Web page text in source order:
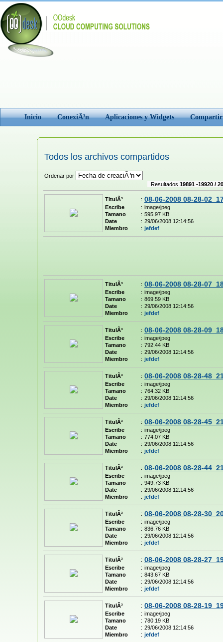
Inicio ConexiÃ³n Aplicaciones y Widgets
Todos los archivos compartidos
Ordenar por
Resultados 19891 -19920 /
TitulÃ³ : 08-06-2008 08-28-
Escribe : image/jpeg
Tamano
: 595.97 KB
Date
: 29/06/2008 12:14:56
Miembro
: jefdef
TitulÃ³ : 08-06-2008 08-28-
Escribe : image/jpeg
Tamano
: 869.59 KB
Date
: 29/06/2008 12:14:56
Miembro
: jefdef
TitulÃ³ : 08-06-2008 08-28-
Escribe : image/jpeg
Tamano
: 792.44 KB
Date
: 29/06/2008 12:14:56
Miembro
: jefdef
TitulÃ³ : 08-06-2008 08-28-
Escribe : image/jpeg
Tamano
: 764.32 KB
Date
: 29/06/2008 12:14:56
Miembro
: jefdef
TitulÃ³ : 08-06-2008 08-28-
Escribe : image/jpeg
Tamano
: 774.07 KB
Date
: 29/06/2008 12:14:56
Miembro
: jefdef
TitulÃ³ : 08-06-2008 08-28-
Escribe : image/jpeg
Tamano
: 949.73 KB
Date
: 29/06/2008 12:14:56
Miembro
: jefdef
TitulÃ³ : 08-06-2008 08-28-
Escribe : image/jpeg
Tamano
: 836.76 KB
Date
: 29/06/2008 12:14:56
Miembro
: jefdef
TitulÃ³ : 08-06-2008 08-28-
Escribe : image/jpeg
Tamano
: 843.67 KB
Date
: 29/06/2008 12:14:56
Miembro
: jefdef
TitulÃ³ : 08-06-2008 08-28-
Escribe : image/jpeg
Tamano
: 780.19 KB
Date
: 29/06/2008 12:14:56
Miembro
: jefdef